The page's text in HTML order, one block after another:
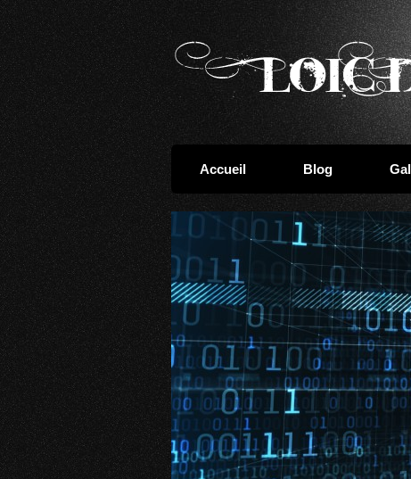
Accueil Blog